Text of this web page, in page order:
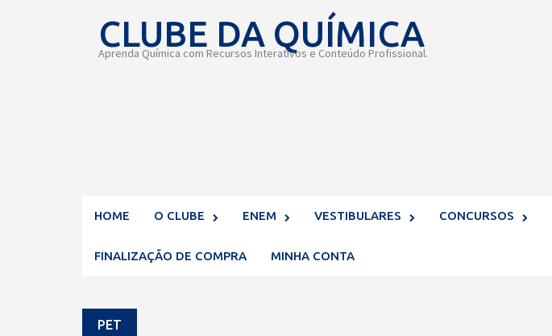
contentCLUBE DA QUÍMICA
Aprenda Química com Recursos Interativos e Conteúdo Profissional.
HOME O CLUBE ENEM VESTIBULARES CONCURSOS
FINALIZAÇÃO DE COMPRA MINHA CONTA
PET